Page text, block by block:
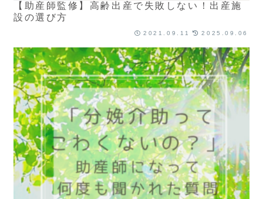
【助産師監修】高齢出産で失敗しない！出産施
設の選び方
2021.09.11 2025.09.06